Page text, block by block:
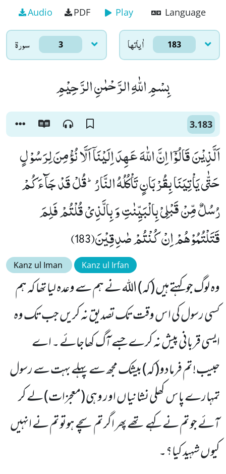
Audio PDF Play Language
سورۃ 3 اٰياتها 183
بِسْمِ اللّٰهِ الرَّحْمٰنِ الرَّحِیْمِ
3.183
اَلَّذِیْنَ قَالُوْۤا اِنَّ اللّٰهَ عَهِدَ اِلَیْنَاۤ اَلَّا نُؤْمِنَ لِرَسُوْلٍ
حَتّٰى یَاْتِیَنَا بِقُرْبَانٍ تَاْكُلُهُ النَّارُؕ-قُلْ قَدْ جَآءَكُمْ
رُسُلٌ مِّنْ قَبْلِیْ بِالْبَیِّنٰتِ وَ بِالَّذِیْ قُلْتُمْ فَلِمَ
قَتَلْتُمُوْهُمْ اِنْ كُنْتُمْ صٰدِقِیْنَ(183)
Kanz ul Iman Kanz ul Irfan
وہ لوگ جو کہتے ہیں (کہ) اللہ نے ہم سے وعدہ لیا تھا کہ ہم
کسی رسول کی اس وقت تک تصدیق نہ کریں جب تک وہ
ایسی قربانی پیش نہ کرے جسے آگ کھاجائے ۔ اے
حبیب! تم فرمادو(کہ) بیشک مجھ سے پہلے بہت سے رسول
تمہارے پاس کھلی نشانیاں اور وہی (معجزات) لے کر
آئے جو تم نے کہے تھے پھر اگر تم سچے ہوتو تم نے انہیں
کیوں شہید کیا؟۔